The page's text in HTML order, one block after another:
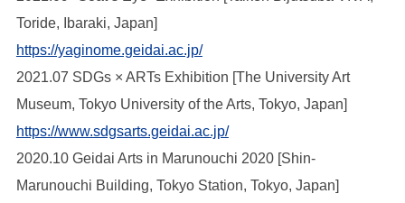
Toride, Ibaraki, Japan]
https://yaginome.geidai.ac.jp/
2021.07 SDGs × ARTs Exhibition [The University Art
Museum, Tokyo University of the Arts, Tokyo, Japan]
https://www.sdgsarts.geidai.ac.jp/
2020.10 Geidai Arts in Marunouchi 2020 [Shin-
Marunouchi Building, Tokyo Station, Tokyo, Japan]